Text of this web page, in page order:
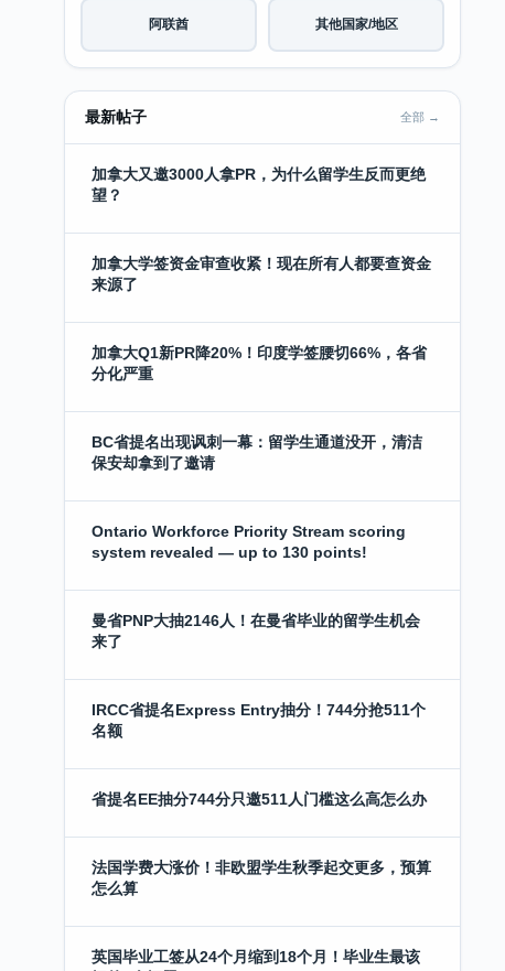
阿联酋 其他国家/地区
最新帖子 全部 →
加拿大又邀3000人拿PR，为什么留学生反而更绝
望？
加拿大学签资金审查收紧！现在所有人都要查资金
来源了
加拿大Q1新PR降20%！印度学签腰切66%，各省
分化严重
BC省提名出现讽刺一幕：留学生通道没开，清洁
保安却拿到了邀请
Ontario Workforce Priority Stream scoring
system revealed — up to 130 points!
曼省PNP大抽2146人！在曼省毕业的留学生机会
来了
IRCC省提名Express Entry抽分！744分抢511个
名额
省提名EE抽分744分只邀511人门槛这么高怎么办
法国学费大涨价！非欧盟学生秋季起交更多，预算
怎么算
英国毕业工签从24个月缩到18个月！毕业生最该